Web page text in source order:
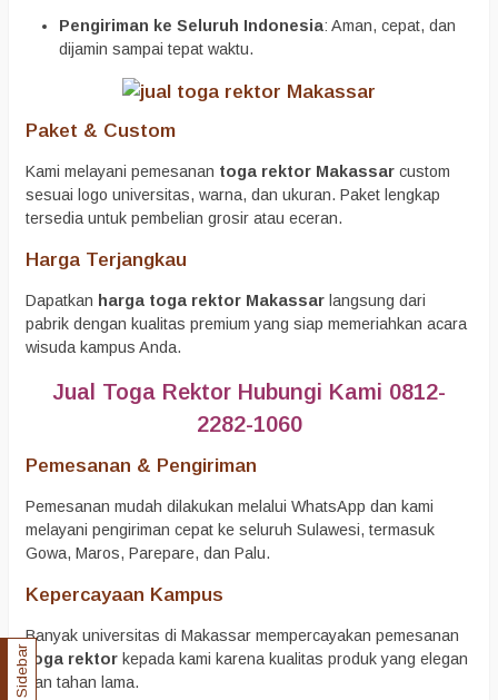
Pengiriman ke Seluruh Indonesia: Aman, cepat, dan
dijamin sampai tepat waktu.
Paket & Custom
Kami melayani pemesanan toga rektor Makassar custom
sesuai logo universitas, warna, dan ukuran. Paket lengkap
tersedia untuk pembelian grosir atau eceran.
Harga Terjangkau
Dapatkan harga toga rektor Makassar langsung dari
pabrik dengan kualitas premium yang siap memeriahkan acara
wisuda kampus Anda.
Jual Toga Rektor Hubungi Kami 0812-
2282-1060
Pemesanan & Pengiriman
Pemesanan mudah dilakukan melalui WhatsApp dan kami
melayani pengiriman cepat ke seluruh Sulawesi, termasuk
Gowa, Maros, Parepare, dan Palu.
Kepercayaan Kampus
Banyak universitas di Makassar mempercayakan pemesanan
toga rektor kepada kami karena kualitas produk yang elegan
dan tahan lama.
Sidebar